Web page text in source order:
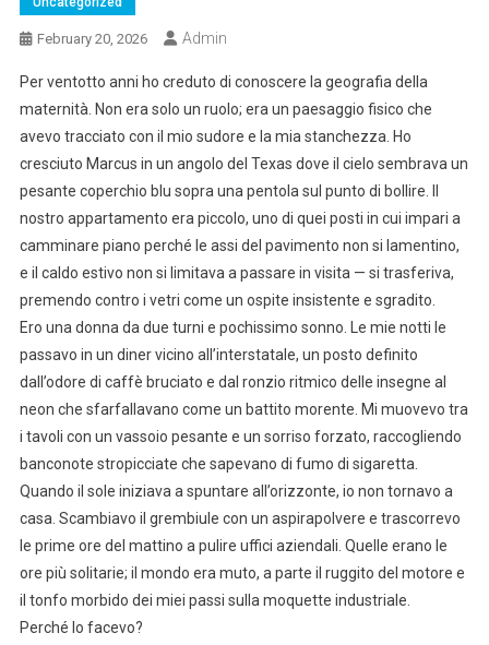
February 20, 2026 Admin
Per ventotto anni ho creduto di conoscere la geografia della
maternità. Non era solo un ruolo; era un paesaggio fisico che
avevo tracciato con il mio sudore e la mia stanchezza. Ho
cresciuto Marcus in un angolo del Texas dove il cielo sembrava un
pesante coperchio blu sopra una pentola sul punto di bollire. Il
nostro appartamento era piccolo, uno di quei posti in cui impari a
camminare piano perché le assi del pavimento non si lamentino,
e il caldo estivo non si limitava a passare in visita — si trasferiva,
premendo contro i vetri come un ospite insistente e sgradito.
Ero una donna da due turni e pochissimo sonno. Le mie notti le
passavo in un diner vicino all’interstatale, un posto definito
dall’odore di caffè bruciato e dal ronzio ritmico delle insegne al
neon che sfarfallavano come un battito morente. Mi muovevo tra
i tavoli con un vassoio pesante e un sorriso forzato, raccogliendo
banconote stropicciate che sapevano di fumo di sigaretta.
Quando il sole iniziava a spuntare all’orizzonte, io non tornavo a
casa. Scambiavo il grembiule con un aspirapolvere e trascorrevo
le prime ore del mattino a pulire uffici aziendali. Quelle erano le
ore più solitarie; il mondo era muto, a parte il ruggito del motore e
il tonfo morbido dei miei passi sulla moquette industriale.
Perché lo facevo?